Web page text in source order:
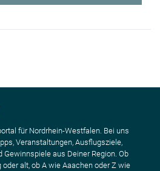
für Nordrhein-Westfalen. Bei uns
Veranstaltungen, Ausflugsziele,
Gewinnspiele aus Deiner Region. Ob
oder alt, ob A wie Aaachen oder Z wie